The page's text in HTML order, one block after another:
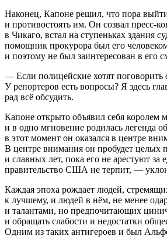
Наконец, Капоне решил, что пора
и противостоять им. Он созвал пресс-
в Чикаго, встал на ступеньках здания
помощник прокурора был его
и поэтому не был заинтересован в его
— Если полицейские хотят поговорить
У репортеров есть вопросы? Я здесь
рад всё обсудить.
Капоне открыто объявил себя королем
и в одно мгновение родилась легенда
в этот момент он оказался в центре
В центре внимания он пробудет целых
и славных лет, пока его не арестуют за
правительство США не терпит, —
Каждая эпоха рождает людей,
к лучшему, и людей в нём, не менее
и талантами, но предпочитающих
и обращать слабости и недостатки
Одним из таких антигероев и был